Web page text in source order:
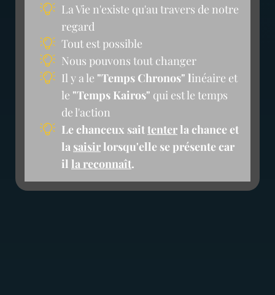
La Vie n'existe qu'au travers de notre
regard
Tout est possible
Nous pouvons tout changer
Il y a le "Temps Chronos" linéaire et
le "Temps Kairos" qui est le temps
de l'action
Le chanceux saittenter la chance et
la saisir lorsqu'elle se présente car
il la reconnaît.